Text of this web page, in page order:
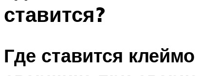
ставится?
Где ставится клеймо